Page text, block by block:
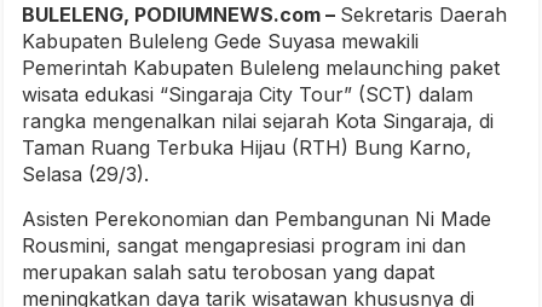
BULELENG, PODIUMNEWS.com – Sekretaris Daerah
Kabupaten Buleleng Gede Suyasa mewakili
Pemerintah Kabupaten Buleleng melaunching paket
wisata edukasi “Singaraja City Tour” (SCT) dalam
rangka mengenalkan nilai sejarah Kota Singaraja, di
Taman Ruang Terbuka Hijau (RTH) Bung Karno,
Selasa (29/3).
Asisten Perekonomian dan Pembangunan Ni Made
Rousmini, sangat mengapresiasi program ini dan
merupakan salah satu terobosan yang dapat
meningkatkan daya tarik wisatawan khususnya di